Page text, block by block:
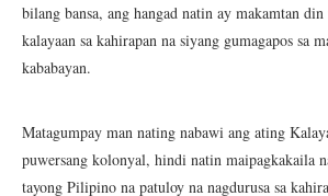
bilang bansa, ang hangad natin ay makamtan
kalayaan sa kahirapan na siyang gumagapos sa
kababayan.
Matagumpay man nating nabawi ang ating
puwersang kolonyal, hindi natin maipagkakaila
tayong Pilipino na patuloy na nagdurusa sa